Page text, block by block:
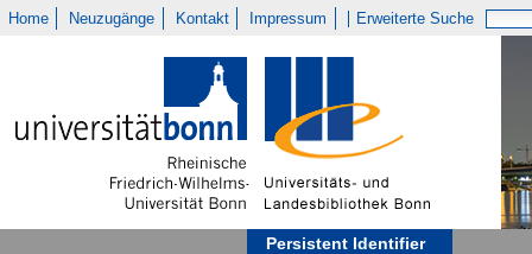
Home Neuzugänge Kontakt Impressum Erweiterte Suche
Persistent Identifier